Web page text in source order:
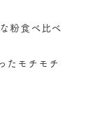
粉食べ比べ
たモチモチ